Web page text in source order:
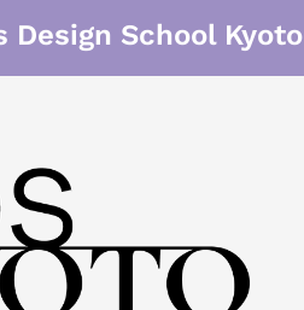
Design School Kyoto